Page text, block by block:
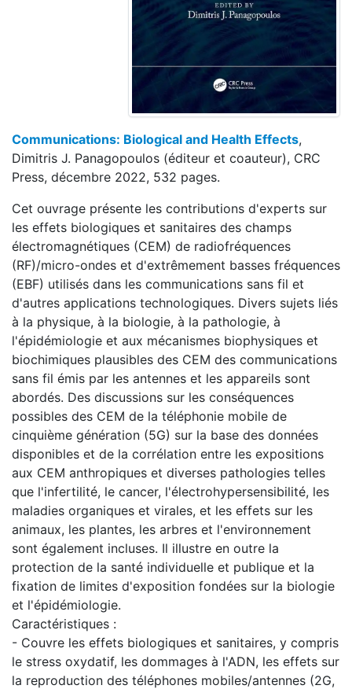
Communications: Biological and Health Effects,
Dimitris J. Panagopoulos (éditeur et coauteur), CRC
Press, décembre 2022, 532 pages.
Cet ouvrage présente les contributions d'experts sur
les effets biologiques et sanitaires des champs
électromagnétiques (CEM) de radiofréquences
(RF)/micro-ondes et d'extrêmement basses fréquences
(EBF) utilisés dans les communications sans fil et
d'autres applications technologiques. Divers sujets liés
à la physique, à la biologie, à la pathologie, à
l'épidémiologie et aux mécanismes biophysiques et
biochimiques plausibles des CEM des communications
sans fil émis par les antennes et les appareils sont
abordés. Des discussions sur les conséquences
possibles des CEM de la téléphonie mobile de
cinquième génération (5G) sur la base des données
disponibles et de la corrélation entre les expositions
aux CEM anthropiques et diverses pathologies telles
que l'infertilité, le cancer, l'électrohypersensibilité, les
maladies organiques et virales, et les effets sur les
animaux, les plantes, les arbres et l'environnement
sont également incluses. Il illustre en outre la
protection de la santé individuelle et publique et la
fixation de limites d'exposition fondées sur la biologie
et l'épidémiologie.
Caractéristiques :
- Couvre les effets biologiques et sanitaires, y compris
le stress oxydatif, les dommages à l'ADN, les effets sur
la reproduction des téléphones mobiles/antennes (2G,